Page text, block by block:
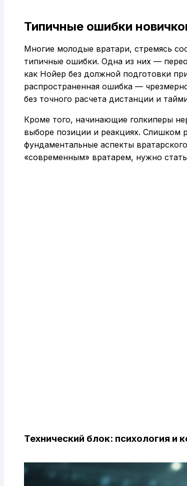
Типичные ошибки
Многие молодые вратари, стремясь
типичные ошибки. Одна из них —
как Нойер без должной подготовки
распространенная ошибка —
без точного расчета дистанции и
Кроме того, начинающие голкиперы
выборе позиции и реакциях. Слишком
фундаментальные аспекты
«современным» вратарем, нужно
Технический блок: психология и